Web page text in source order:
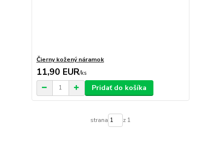
Čierny kožený náramok
11,90 EUR/ks
Pridať do košíka
strana z 1